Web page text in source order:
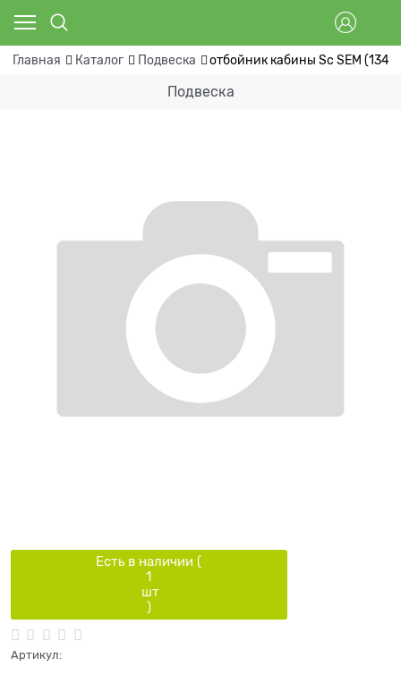
Главная Каталог Подвеска отбойник кабины Sc SEM
Подвеска
Есть в наличии (
1
шт
)
Артикул: